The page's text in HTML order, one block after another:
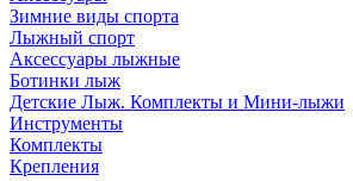
Зимние виды спорта
Лыжный спорт
Аксессуары лыжные
Ботинки лыж
Детские Лыж. Комплекты и Мини-лыжи
Инструменты
Комплекты
Крепления